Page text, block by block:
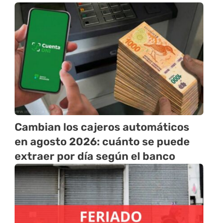
Cambian los cajeros automáticos
en agosto 2026: cuánto se puede
extraer por día según el banco